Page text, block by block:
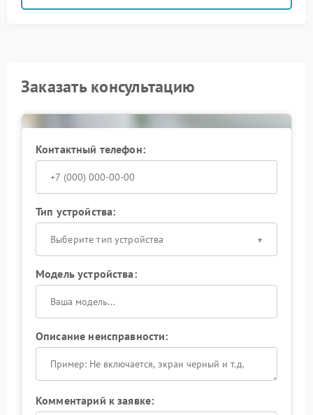
Заказать консультацию
Контактный телефон:
Тип устройства:
Выберите тип устройства
Модель устройства:
Описание неисправности:
Комментарий к заявке: